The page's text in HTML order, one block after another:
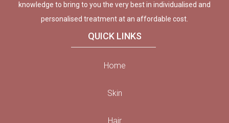
knowledge to bring to you the very best in individualised and
personalised treatment at an affordable cost.
QUICK LINKS
Home
Skin
Hair